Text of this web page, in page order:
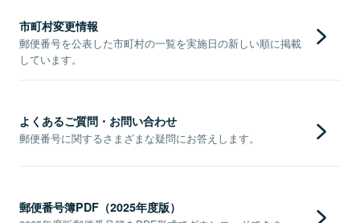
市町村変更情報
郵便番号を公表した市町村の一覧を実施日の新しい順に掲載
しています。
よくあるご質問・お問い合わせ
郵便番号に関するさまざまな疑問にお答えします。
郵便番号簿PDF（2025年度版）